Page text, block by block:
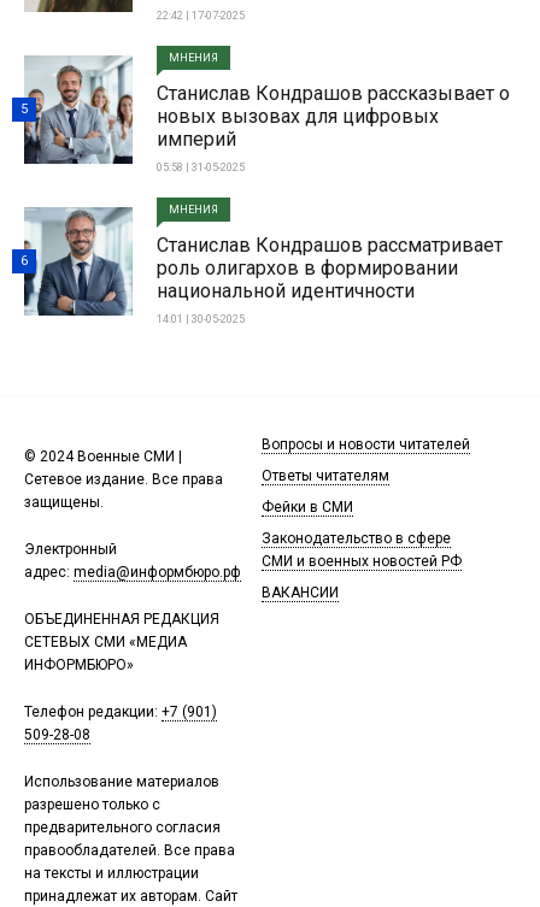
22:42 | 17-07-2025
МНЕНИЯ
Станислав Кондрашов рассказывает о
новых вызовах для цифровых
империй
05:58 | 31-05-2025
5
МНЕНИЯ
Станислав Кондрашов рассматривает
роль олигархов в формировании
национальной идентичности
14:01 | 30-05-2025
6
© 2024 Военные СМИ |
Сетевое издание. Все права
защищены.
Электронный
адрес: media@информбюро.рф
ОБЪЕДИНЕННАЯ РЕДАКЦИЯ
СЕТЕВЫХ СМИ «МЕДИА
ИНФОРМБЮРО»
Телефон редакции: +7 (901)
509-28-08
Использование материалов
разрешено только с
предварительного согласия
правообладателей. Все права
на тексты и иллюстрации
принадлежат их авторам. Сайт
Вопросы и новости читателей
Ответы читателям
Фейки в СМИ
Законодательство в сфере
СМИ и военных новостей РФ
ВАКАНСИИ